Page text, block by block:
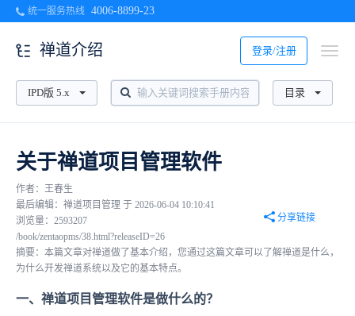
统一服务热线 4006-8899-23
登录/注册
禅道介绍
IPD版 5.x 目录
关于禅道项目管理软件
作者：王春生
最后编辑：禅道项目管理 于 2026-06-04 10:10:41
浏览量：2593207
分享链接
/book/zentaopms/38.html?releaseID=26
摘要：本篇文章对禅道做了基本介绍，您通过这篇文章可以了解禅道是什么，
为什么开发禅道系统以及它的基本特点。
一、禅道项目管理软件是做什么的？